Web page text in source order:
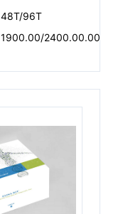
48T/96T
1900.00/2400.00.00